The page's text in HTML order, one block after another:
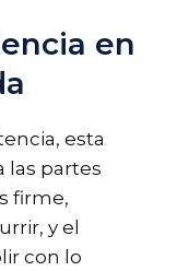
en
esta
las partes
firme,
y el
con lo